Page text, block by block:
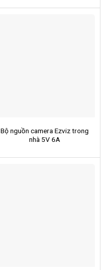
Bộ nguồn camera Ezviz trong
nhà 5V 6A